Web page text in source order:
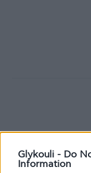
Glykouli - Do
Information